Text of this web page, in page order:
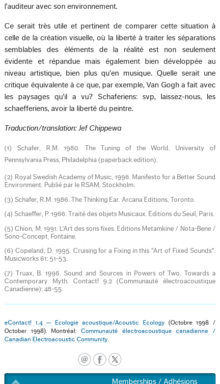
l'auditeur avec son environnement.
Ce serait très utile et pertinent de comparer cette situation à
celle de la création visuelle, où la liberté à traiter les séparations
semblables des éléments de la réalité est non seulement
évidente et répandue mais également bien développée au
niveau artistique, bien plus qu'en musique. Quelle serait une
critique équivalente à ce que, par exemple, Van Gogh a fait avec
les paysages qu'il a vu? Schaferiens: svp, laissez-nous, les
schaefferiens, avoir la liberté du peintre.
Traduction/translation: Jef Chippewa
(1) Schafer, R.M. 1980. The Tuning of the World. University of
Pennsylvania Press, Philadelphia (paperback edition).
(2) Royal Swedish Academy of Music, 1996. Manifesto for a Better Sound
Environment. Publié par le RSAM, Stockholm.
(3) Schafer, R.M. 1986. The Thinking Ear. Arcana Editions, Toronto.
(4) Schaeffer, P. 1966. Traité des objets Musicaux. Éditions du Seuil, Paris.
(5) Chion, M. 1991. L'Art des sons fixes. Editions Metamkine / Nota-Bene /
Sono-Concept, Fontaine.
(6) Copeland, D. 1995. Cruising for a Fixing in this "Art of Fixed Sounds".
Musicworks 61: 51-53.
(7) Truax, B. 1996. Sound and Sources in Powers of Two. Towards a
Contemporary Myth. Contact! 9.2 (Communauté électroacoustique
Canadienne): 48-55.
eContact! 1.4 — Ecologie acoustique/Acoustic Ecology (Octobre 1998 /
October 1998). Montréal: Communauté électroacoustique canadienne /
Canadian Electroacoustic Community
Memberships / Adhésions